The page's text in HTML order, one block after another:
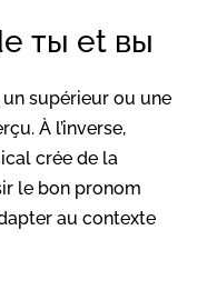
ты et вы
un supérieur ou une
À l’inverse,
crée de la
le bon pronom
au contexte